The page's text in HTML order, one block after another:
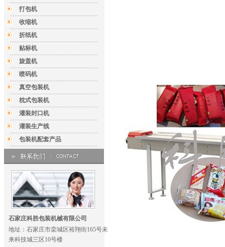
打包机
收缩机
折纸机
贴标机
旋盖机
喷码机
真空包装机
枕式包装机
灌装封口机
灌装生产线
包装机配套产品
石家庄科胜包装机械有限公司
地址：石家庄市栾城区裕翔街165号未
来科技城三区10号楼